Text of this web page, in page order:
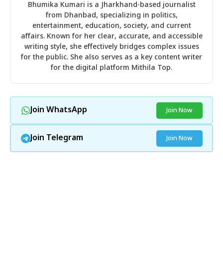
Bhumika Kumari is a Jharkhand-based journalist
from Dhanbad, specializing in politics,
entertainment, education, society, and current
affairs. Known for her clear, accurate, and accessible
writing style, she effectively bridges complex issues
for the public. She also serves as a key content writer
for the digital platform Mithila Top.
Join WhatsApp Join Now
Join Telegram Join Now